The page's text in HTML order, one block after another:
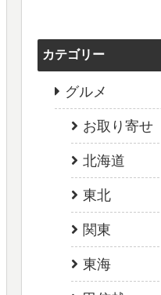
カテゴリー
グルメ
お取り寄せ
北海道
東北
関東
東海